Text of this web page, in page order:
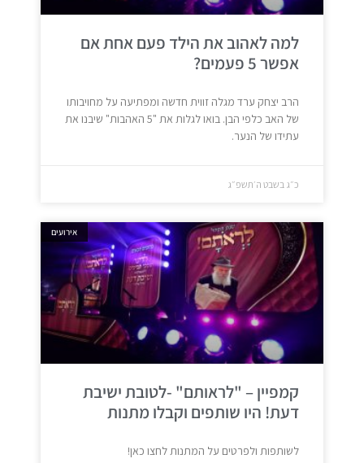
למה לאהוב את הילד פעם אחת אם
אפשר 5 פעמים?
הרב יצחק ערד מגלה זווית חדשה ומפתיעה על מחויבותו
של האב כלפי הבן. בואו לגלות את "5 האהבות" שיבנו את
עתידו של הנער.
כ״ג בשבט ה׳תשפ״ג
אירועים
קמפיין – "לראותם" -לטובת ישיבת
דעת! היו שותפים וקבלו מתנות
לשותפות ולפרטים על המתנות לחצו כאן!